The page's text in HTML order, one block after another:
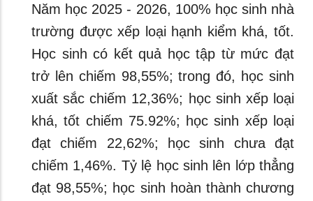
Năm học 2025 - 2026, 100% học sinh nhà
trường được xếp loại hạnh kiểm khá, tốt.
Học sinh có kết quả học tập từ mức đạt
trở lên chiếm 98,55%; trong đó, học sinh
xuất sắc chiếm 12,36%; học sinh xếp loại
khá, tốt chiếm 75.92%; học sinh xếp loại
đạt chiếm 22,62%; học sinh chưa đạt
chiếm 1,46%. Tỷ lệ học sinh lên lớp thẳng
đạt 98,55%; học sinh hoàn thành chương